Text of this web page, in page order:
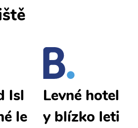
Isl
le
Levné hotel
y blízko leti